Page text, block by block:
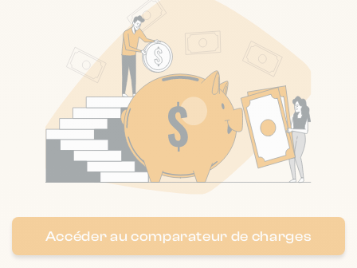
Chauffage collectif
Nombre de lots : 21
41 Rue Emile Noirot 42300 Roanne
Chauffage individuel
❯
15 pl des promenades populle 42300
❯
Accéder au comparateur de charges